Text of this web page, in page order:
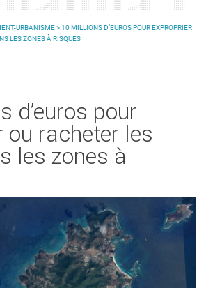
URBANISME> 10 MILLIONS D’EUROS POUR EXPROPRIER
LES ZONES À RISQUES
d’euros pour
ou racheter les
les zones à